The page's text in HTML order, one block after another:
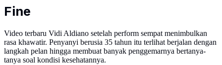
Fine
Video terbaru Vidi Aldiano setelah perform sempat menimbulkan
rasa khawatir. Penyanyi berusia 35 tahun itu terlihat berjalan dengan
langkah pelan hingga membuat banyak penggemarnya bertanya-
tanya soal kondisi kesehatannya.